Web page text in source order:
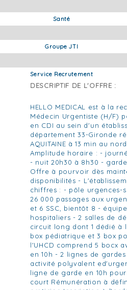
Santé
Groupe JTI
Service Recrutement
DESCRIPTIF DE L'OFFRE :
HELLO MEDICAL est à la
Médecin Urgentiste (H/F)
en CDI au sein d'un
département 33-Gironde
AQUITAINE à 13 min au
Amplitude horaire : -
- nuit 20h30 à 8h30 -
Offre à pourvoir dès
disponibilités -
chiffres : - pôle urgences-
26 000 passages aux
et 6 SSC, bientôt 8 -
hospitaliers - 2 salles de
circuit long dont 1 dédié à
box pédiatrique et 3 box
l'UHCD comprend 5 bocx
en 10h - 2 lignes de
activité polyvalent
ligne de garde en 10h
court Rémunération à